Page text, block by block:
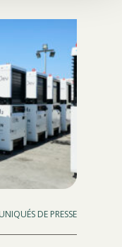
DE PRESSE